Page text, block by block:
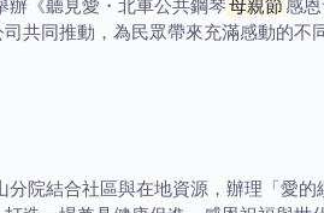
辦《聽見愛・北車公共鋼琴母親節 感
共同推動，為民眾帶來充滿感動的不
分院結合社區與在地資源，辦理「愛